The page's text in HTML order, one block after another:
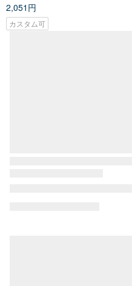
2,051円
カスタム可